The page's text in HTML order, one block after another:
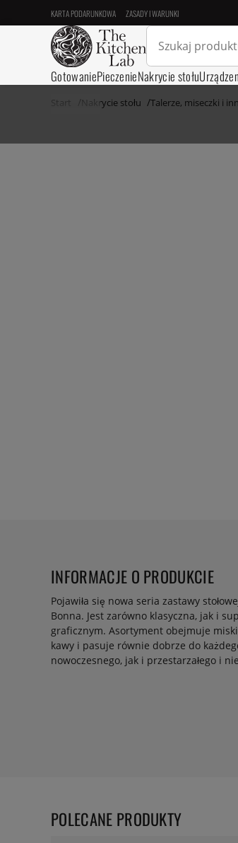
KARTA PODARUNKOWA ZASADY I WARUNKI
GotowaniePieczenieNakrycie stołu
Start Nakrycie stołu Talerze, miseczki i
INFORMACJE O PRODUKCIE
Pojawiła się nowa seria zastawy
Bonna. Jest zarówno klasyczna, jak i
graficznym. Asortyment obejmuje
kawy i pasuje równie dobrze do
nowoczesnego, jak i przestarzałego i
POLECANE PRODUKTY